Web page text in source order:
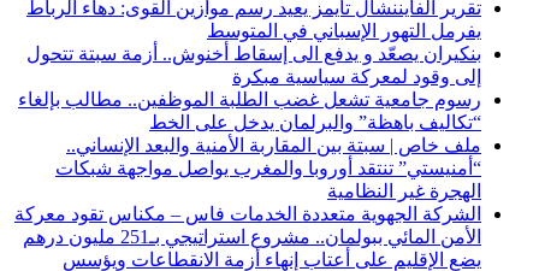
تقرير الفايننشال تايمز يعيد رسم موازين القوى: دهاء الرباط
يفرمل التهور الإسباني في المتوسط
بنكيران يصعّد و يدفع الى إسقاط أخنوش.. أزمة سبتة تتحول
إلى وقود لمعركة سياسية مبكرة
رسوم جامعية تشعل غضب الطلبة الموظفين.. مطالب بإلغاء
“تكاليف باهظة” والبرلمان يدخل على الخط
ملف خاص | سبتة بين المقاربة الأمنية والبعد الإنساني..
“أمنيستي” تنتقد أوروبا والمغرب يواصل مواجهة شبكات
الهجرة غير النظامية
الشركة الجهوية متعددة الخدمات فاس – مكناس تقود معركة
الأمن المائي ببولمان.. مشروع استراتيجي بـ251 مليون درهم
يضع الإقليم على أعتاب إنهاء أزمة الانقطاعات ويؤسس